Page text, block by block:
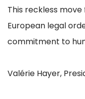
This reckless
European legal
commitment to
Valérie Hayer,